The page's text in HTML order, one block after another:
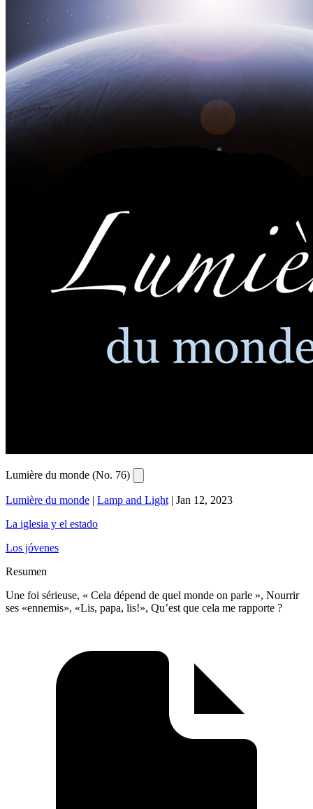
Lumière du monde (No. 76)
Lumière du monde | Lamp and Light | Jan 12, 2023
La iglesia y el estado
Los jóvenes
Resumen
Une foi sérieuse, « Cela dépend de quel monde on parle », Nourrir
ses «ennemis», «Lis, papa, lis!», Qu’est que cela me rapporte ?